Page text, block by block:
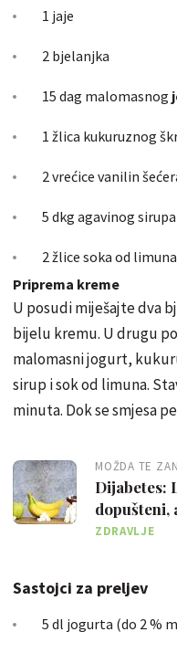
1 jaje
2 bjelanjka
15 dag malomasnog
1 žlica kukuruznog
2 vrećice vanilin
5 dkg agavinog sirupa
2 žlice soka od limuna
Priprema kreme
U posudi miješajte dva
bijelu kremu. U drugu
malomasni jogurt,
sirup i sok od limuna.
minuta. Dok se smjesa
MOŽDA TE
Dijabetes:
dopušteni,
ZDRAVLJE
Sastojci za preljev
5 dl jogurta (do 2 %